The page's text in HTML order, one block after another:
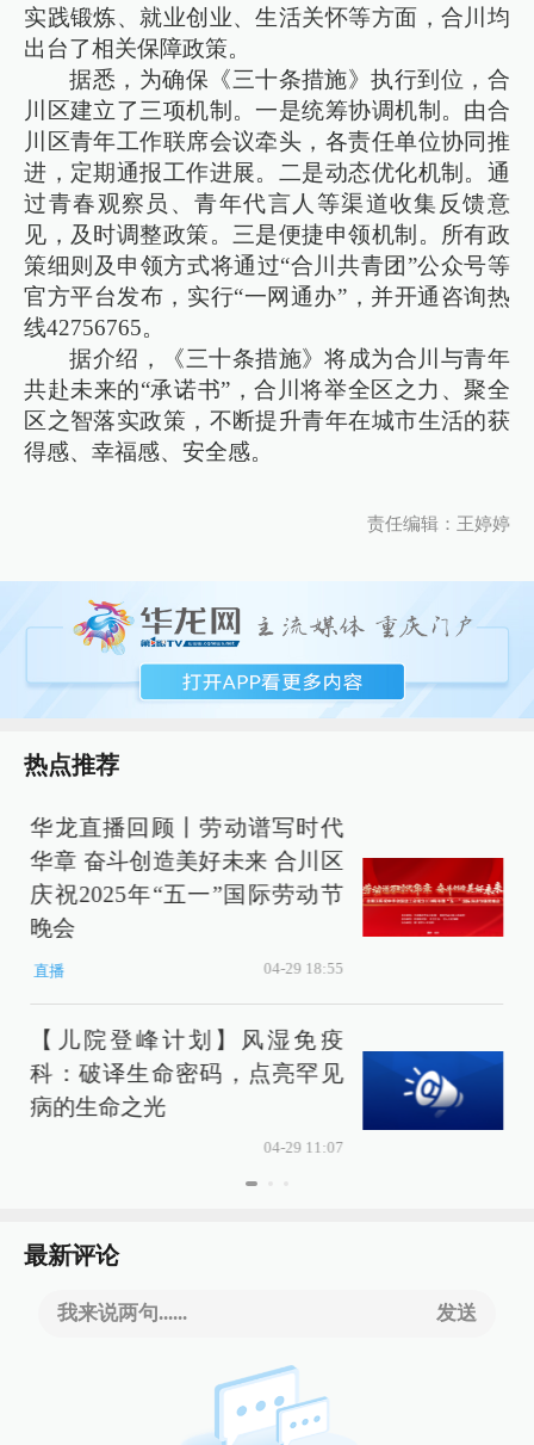
实践锻炼、就业创业、生活关怀等方面，合川均
出台了相关保障政策。
据悉，为确保《三十条措施》执行到位，合
川区建立了三项机制。一是统筹协调机制。由合
川区青年工作联席会议牵头，各责任单位协同推
进，定期通报工作进展。二是动态优化机制。通
过青春观察员、青年代言人等渠道收集反馈意
见，及时调整政策。三是便捷申领机制。所有政
策细则及申领方式将通过“合川共青团”公众号等
官方平台发布，实行“一网通办”，并开通咨询热
线42756765。
据介绍，《三十条措施》将成为合川与青年
共赴未来的“承诺书”，合川将举全区之力、聚全
区之智落实政策，不断提升青年在城市生活的获
得感、幸福感、安全感。
责任编辑：王婷婷
热点推荐
华龙直播回顾丨劳动谱写时代
华章 奋斗创造美好未来 合川区
庆祝2025年“五一”国际劳动节
晚会
直播 04-29 18:55
【儿院登峰计划】风湿免疫
科：破译生命密码，点亮罕见
病的生命之光
04-29 11:07
最新评论
我来说两句...... 发送